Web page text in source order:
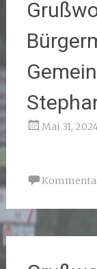
Mai 31,